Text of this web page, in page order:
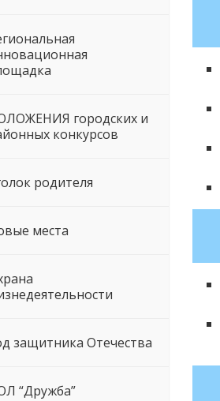
городских и
конкурсов
родителя
места
защитника Отечества
“Дружба”